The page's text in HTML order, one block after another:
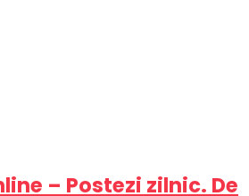
– Postezi zilnic. De